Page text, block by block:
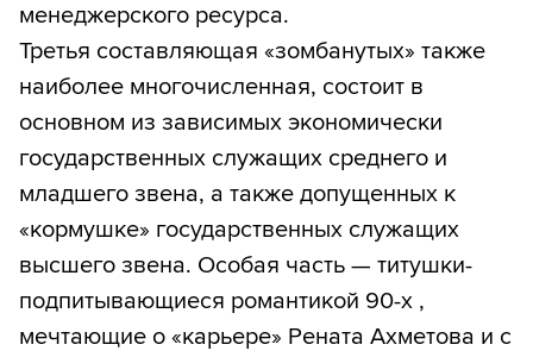
менеджерского ресурса.
Третья составляющая «зомбанутых» также
наиболее многочисленная, состоит в
основном из зависимых экономически
государственных служащих среднего и
младшего звена, а также допущенных к
«кормушке» государственных служащих
высшего звена. Особая часть — титушки-
подпитывающиеся романтикой 90-х ,
мечтающие о «карьере» Рената Ахметова и с